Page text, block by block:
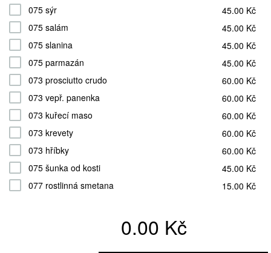
075 sýr
45.00 Kč
075 salám
45.00 Kč
075 slanina
45.00 Kč
075 parmazán
45.00 Kč
073 prosciutto crudo
60.00 Kč
073 vepř. panenka
60.00 Kč
073 kuřecí maso
60.00 Kč
073 krevety
60.00 Kč
073 hříbky
60.00 Kč
075 šunka od kosti
45.00 Kč
077 rostlinná smetana
15.00 Kč
0.00 Kč